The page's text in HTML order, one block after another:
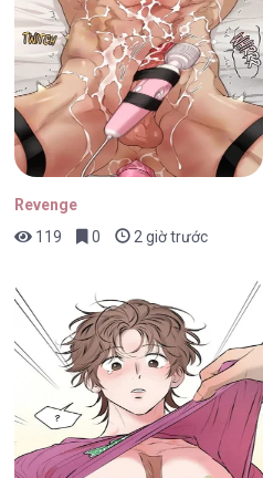
Revenge
119
0 2 giờ trước